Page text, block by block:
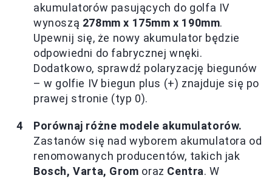
akumulatorów pasujących do golfa IV
wynoszą 278mm x 175mm x 190mm.
Upewnij się, że nowy akumulator będzie
odpowiedni do fabrycznej wnęki.
Dodatkowo, sprawdź polaryzację biegunów
– w golfie IV biegun plus (+) znajduje się po
prawej stronie (typ 0).
Porównaj różne modele akumulatorów.
Zastanów się nad wyborem akumulatora od
renomowanych producentów, takich jak
Bosch, Varta, Grom oraz Centra. W